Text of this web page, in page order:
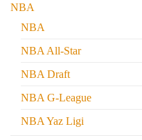
NBA
NBA
NBA All-Star
NBA Draft
NBA G-League
NBA Yaz Ligi